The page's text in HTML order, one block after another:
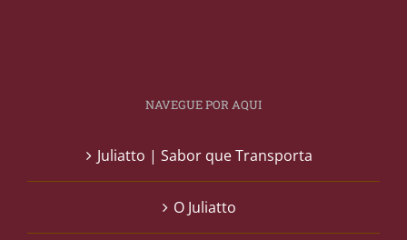
NAVEGUE POR AQUI
Juliatto | Sabor que Transporta
O Juliatto